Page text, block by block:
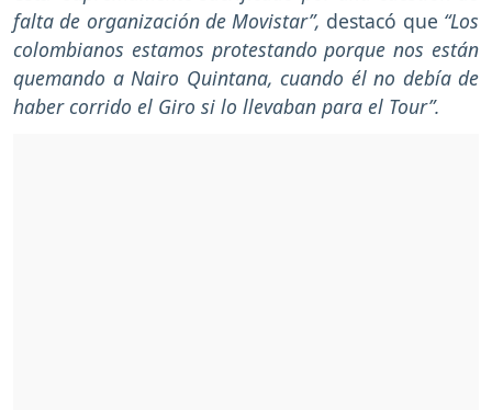
falta de organización de Movistar”, destacó que “Los
colombianos estamos protestando porque nos están
quemando a Nairo Quintana, cuando él no debía de
haber corrido el Giro si lo llevaban para el Tour”.